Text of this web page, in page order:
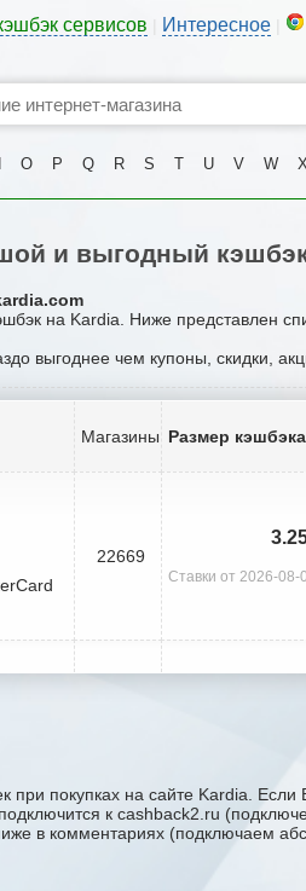
сервисов Интересное
O P Q R S T U V W
и выгодный
на Kardia. Ниже представлен
выгоднее чем купоны, скидки,
Магазины Размер
22669
Ставки от 2026-08-
покупках на сайте Kardia. Если
к cashback2.ru
в комментариях (подключаем